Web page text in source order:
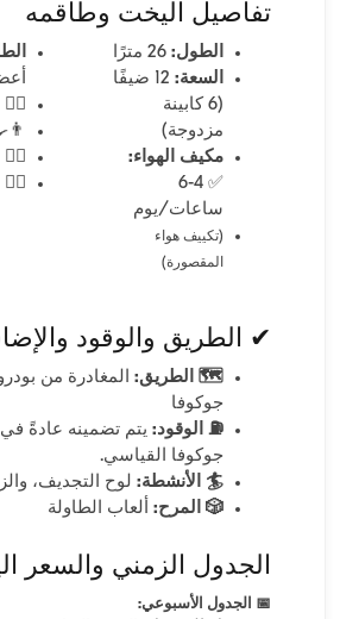
تفاصيل اليخت وطاقمه
الطول:
السعة:
12 ضيفًا
(6 كابينة
مزدوجة)
مكيف الهواء:
✅ 4-6
ساعات/يوم
(تكييف هواء
المقصورة)
👨‍✈️
✔ الطريق والوقود
🗺️ الطريق: المغادرة من
جوكوفا
⛽ الوقود: يتم تضمينه عادةً
جوكوفا القياسي.
🏄 الأنشطة: لوح التجديف،
🎲 المرح: ألعاب الطاولة
الجدول الزمني والسعر
📅 الجدول الأسبوعي: